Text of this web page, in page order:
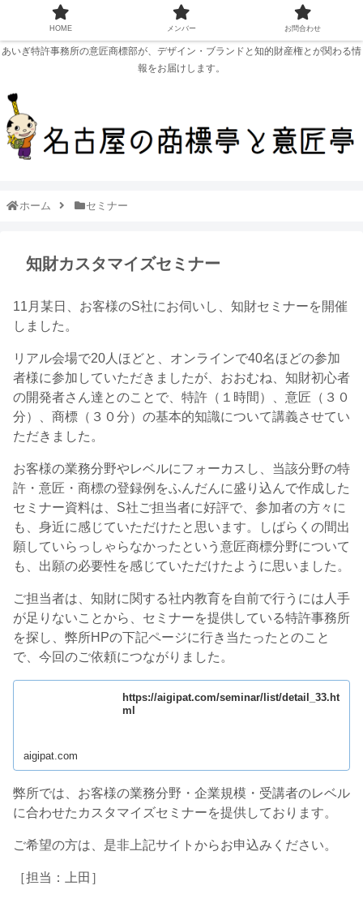
あいぎ特許事務所の意匠商標部が、デザイン・ブランドと知的財産権とが関わる情
報をお届けします。
ホーム セミナー
知財カスタマイズセミナー
11月某日、お客様のS社にお伺いし、知財セミナーを開催
しました。
リアル会場で20人ほどと、オンラインで40名ほどの参加
者様に参加していただきましたが、おおむね、知財初心者
の開発者さん達とのことで、特許（１時間）、意匠（３０
分）、商標（３０分）の基本的知識について講義させてい
ただきました。
お客様の業務分野やレベルにフォーカスし、当該分野の特
許・意匠・商標の登録例をふんだんに盛り込んで作成した
セミナー資料は、S社ご担当者に好評で、参加者の方々に
も、身近に感じていただけたと思います。しばらくの間出
願していらっしゃらなかったという意匠商標分野について
も、出願の必要性を感じていただけたように思いました。
ご担当者は、知財に関する社内教育を自前で行うには人手
が足りないことから、セミナーを提供している特許事務所
を探し、弊所HPの下記ページに行き当たったとのこと
で、今回のご依頼につながりました。
https://aigipat.com/seminar/list/detail_33.ht
ml
aigipat.com
弊所では、お客様の業務分野・企業規模・受講者のレベル
に合わせたカスタマイズセミナーを提供しております。
ご希望の方は、是非上記サイトからお申込みください。
［担当：上田］
HOME メンバー お問合わせ